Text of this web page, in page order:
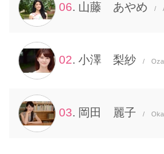
06. 山藤 あやめ /
02. 小澤 梨紗 /
03. 岡田 麗子 /